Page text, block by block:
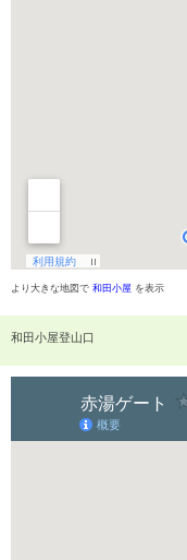
より大きな地図で 和田小屋 を表示
和田小屋登山口